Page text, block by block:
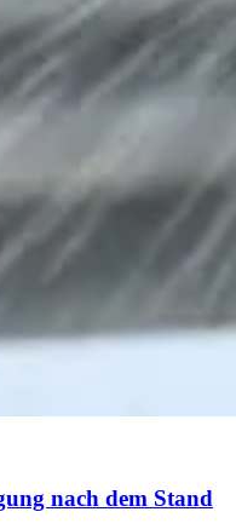
nach dem Stand